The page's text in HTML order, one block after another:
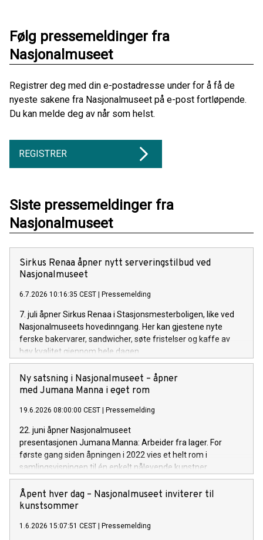
Følg pressemeldinger fra
Nasjonalmuseet
Registrer deg med din e-postadresse under for å få de
nyeste sakene fra Nasjonalmuseet på e-post fortløpende.
Du kan melde deg av når som helst.
REGISTRER
Siste pressemeldinger fra
Nasjonalmuseet
Sirkus Renaa åpner nytt serveringstilbud ved
Nasjonalmuseet
6.7.2026 10:16:35 CEST | Pressemelding
7. juli åpner Sirkus Renaa i Stasjonsmesterboligen, like ved
Nasjonalmuseets hovedinngang. Her kan gjestene nyte
ferske bakervarer, sandwicher, søte fristelser og kaffe av
høy kvalitet gjennom hele dagen.
Ny satsning i Nasjonalmuseet – åpner
med Jumana Manna i eget rom
19.6.2026 08:00:00 CEST | Pressemelding
22. juni åpner Nasjonalmuseet
presentasjonen Jumana Manna: Arbeider fra lager. For
første gang siden åpningen i 2022 vies et helt rom i
samlingsvisningen til én enkelt nålevende kunstner.
Åpent hver dag – Nasjonalmuseet inviterer til
kunstsommer
1.6.2026 15:07:51 CEST | Pressemelding